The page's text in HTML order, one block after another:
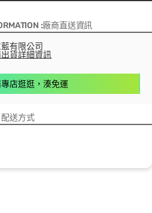
:廠商直送資訊
有限公司
貨詳細資訊
店逛逛，湊免運
配送方式